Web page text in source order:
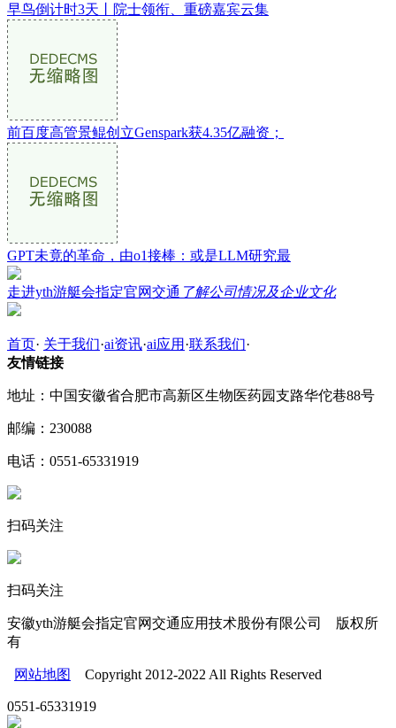
早鸟倒计时3天丨院士领衔、重磅嘉宾云集
前百度高管景鲲创立Genspark获4.35亿融资；
GPT未竟的革命，由o1接棒：或是LLM研究最
走进yth游艇会指定官网交通 了解公司情况及企业文化
首页· 关于我们·ai资讯·ai应用 ·联系我们·
友情链接
地址：中国安徽省合肥市高新区生物医药园支路华佗巷88号
邮编：230088
电话：0551-65331919
扫码关注
扫码关注
安徽yth游艇会指定官网交通应用技术股份有限公司 版权所
有
网站地图 Copyright 2012-2022 All Rights Reserved
0551-65331919